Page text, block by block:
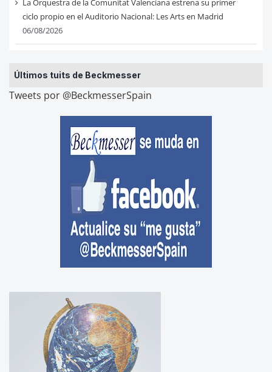
ciclo propio en el Auditorio Nacional: Les Arts en Madrid
06/08/2026
Últimos tuits de Beckmesser
Tweets por @BeckmesserSpain